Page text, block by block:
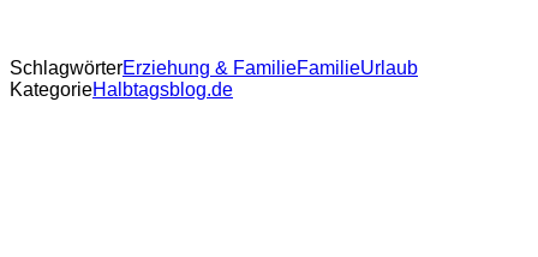
SchlagwörterErziehung & FamilieFamilieUrlaub
KategorieHalbtagsblog.de